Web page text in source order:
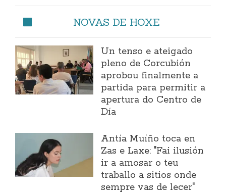
NOVAS DE HOXE
Un tenso e ateigado
pleno de Corcubión
aprobou finalmente a
partida para permitir a
apertura do Centro de
Día
Antía Muíño toca en
Zas e Laxe: "Fai ilusión
ir a amosar o teu
traballo a sitios onde
sempre vas de lecer"